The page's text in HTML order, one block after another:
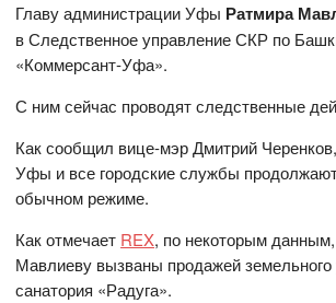
Главу администрации Уфы Ратмира
в Следственное управление СКР по
«Коммерсант‑Уфа».
С ним сейчас проводят следственные
Как сообщил вице‑мэр Дмитрий
Уфы и все городские службы
обычном режиме.
Как отмечает REX, по некоторым
Мавлиеву вызваны продажей земельного
санатория «Радуга».